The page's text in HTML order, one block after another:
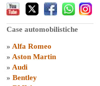
Case automobilistiche
» Alfa Romeo
» Aston Martin
» Audi
» Bentley